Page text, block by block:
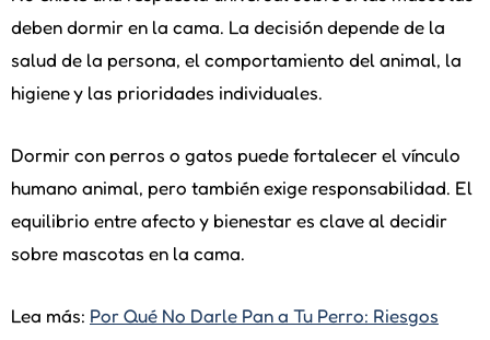
deben dormir en la cama. La decisión depende de la
salud de la persona, el comportamiento del animal, la
higiene y las prioridades individuales.
Dormir con perros o gatos puede fortalecer el vínculo
humano animal, pero también exige responsabilidad. El
equilibrio entre afecto y bienestar es clave al decidir
sobre mascotas en la cama.
Lea más: Por Qué No Darle Pan a Tu Perro: Riesgos